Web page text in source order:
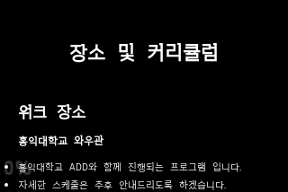
​장소 및 커리큘럼
​워크 장소
​홍익대학교 와우관
홍익대학교 ADD와 함께 진행되는 프로그램 입니다.
​자세한 스케줄은 추후 안내드리도록 하겠습니다.